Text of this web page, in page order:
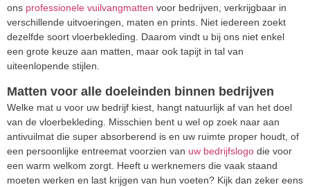
ons professionele vuilvangmatten voor bedrijven, verkrijgbaar in
verschillende uitvoeringen, maten en prints. Niet iedereen zoekt
dezelfde soort vloerbekleding. Daarom vindt u bij ons niet enkel
een grote keuze aan matten, maar ook tapijt in tal van
uiteenlopende stijlen.
Matten voor alle doeleinden binnen bedrijven
Welke mat u voor uw bedrijf kiest, hangt natuurlijk af van het doel
van de vloerbekleding. Misschien bent u wel op zoek naar aan
antivuilmat die super absorberend is en uw ruimte proper houdt, of
een persoonlijke entreemat voorzien van uw bedrijfslogo die voor
een warm welkom zorgt. Heeft u werknemers die vaak staand
moeten werken en last krijgen van hun voeten? Kijk dan zeker eens